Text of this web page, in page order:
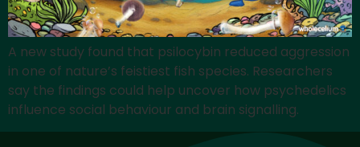
A new study found that psilocybin reduced aggression
in one of nature’s feistiest fish species. Researchers
say the findings could help uncover how psychedelics
influence social behaviour and brain signalling.